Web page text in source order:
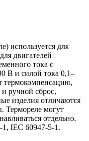
используется для
двигателей
тока с
В и силой тока 0,1–
термокомпенсацию,
ручной сброс,
изделия отличаются
Термореле могут
отдельно.
IEC 60947-5-1.